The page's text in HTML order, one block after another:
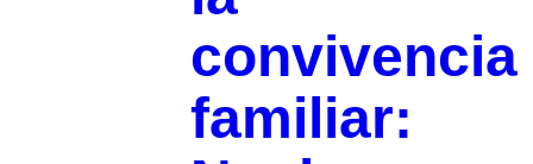
convivencia
familiar: